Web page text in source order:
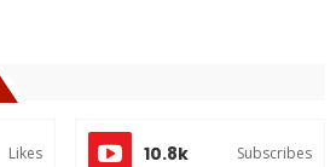
Likes 10.8k Subscribes